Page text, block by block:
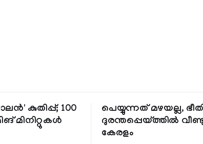
കുതിപ്പ്; 100
മിനിറ്റുകൾ
പെയ്യുന്നത് മഴയല്ല,
ദുരന്തപ്പെയ്ത്തിൽ
കേരളം